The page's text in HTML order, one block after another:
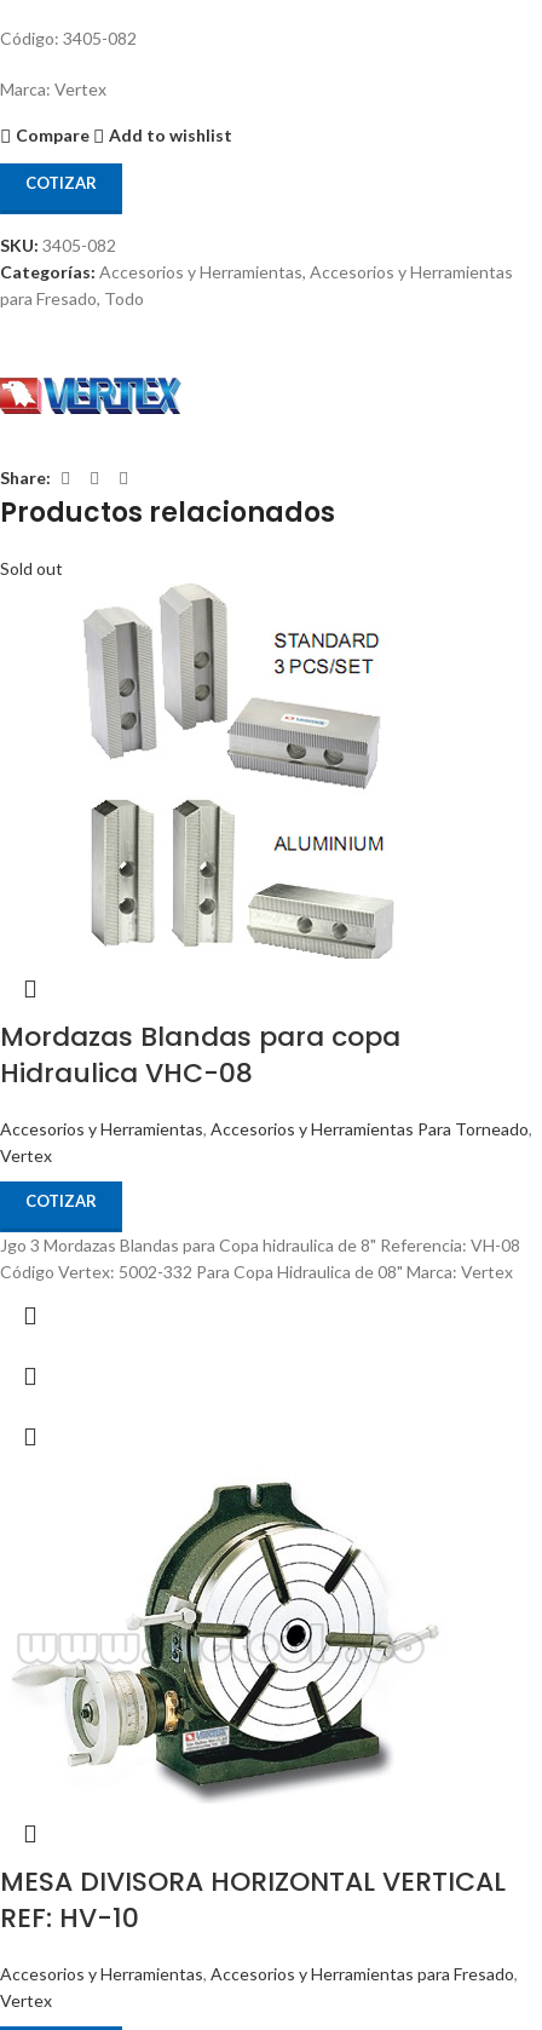
Código: 3405-082
Marca: Vertex
Compare Add to wishlist
COTIZAR
SKU: 3405-082
Categorías: Accesorios y Herramientas, Accesorios y Herramientas
para Fresado, Todo
Share:
Productos relacionados
Sold out
Mordazas Blandas para copa
Hidraulica VHC-08
Accesorios y Herramientas, Accesorios y Herramientas Para Torneado,
Vertex
COTIZAR
Jgo 3 Mordazas Blandas para Copa hidraulica de 8" Referencia: VH-08
Código Vertex: 5002-332 Para Copa Hidraulica de 08" Marca: Vertex
MESA DIVISORA HORIZONTAL VERTICAL
REF: HV-10
Accesorios y Herramientas, Accesorios y Herramientas para Fresado,
Vertex